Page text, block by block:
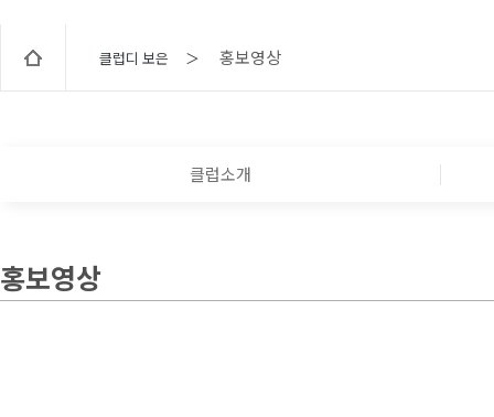
클럽디 보은 ＞ 홍보영상
클럽소개
홍보영상